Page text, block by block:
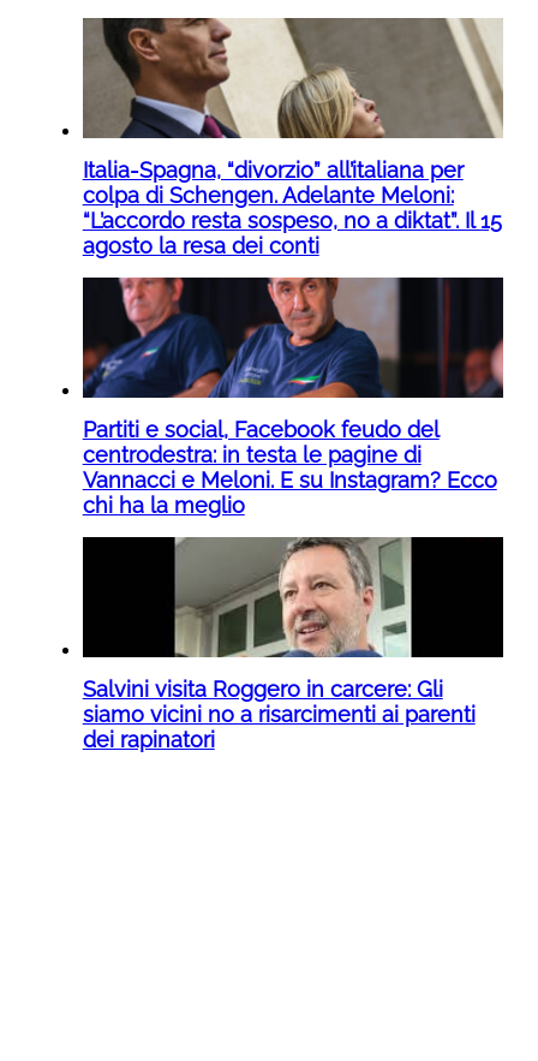
Italia-Spagna, “divorzio” all’italiana per
colpa di Schengen. Adelante Meloni:
“L’accordo resta sospeso, no a diktat”. Il 15
agosto la resa dei conti
Partiti e social, Facebook feudo del
centrodestra: in testa le pagine di
Vannacci e Meloni. E su Instagram? Ecco
chi ha la meglio
Salvini visita Roggero in carcere: Gli
siamo vicini no a risarcimenti ai parenti
dei rapinatori